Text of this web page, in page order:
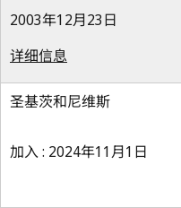
2003年12月23日
详细信息
圣基茨和尼维斯
加入 : 2024年11月1日